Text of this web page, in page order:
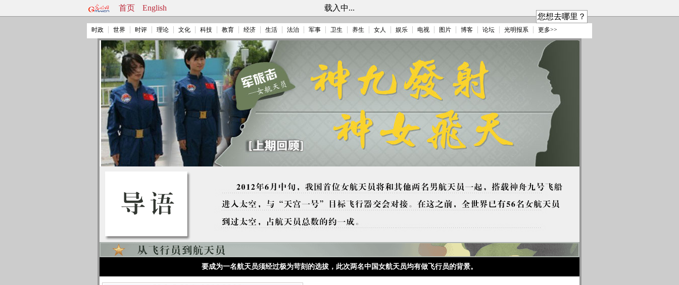
首页 English
载入中...
您想去哪里？
时政 世界 时评 理论 文化 科技 教育 经济 生活 法治 军事 卫生 养生 女人 娱乐 电视 图片 博客 论坛 光明报系 更多>>
要成为一名航天员须经过极为苛刻的选拔，此次两名中国女航天员均有做飞行员的背景。